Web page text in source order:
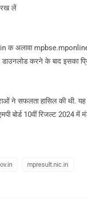
रख लें
क अलावा
डाउनलोड करने के बाद इसका
ने सफलता हासिल की थी.
बोर्ड 10वीं रिजल्ट 2024
mpresult.nic.in